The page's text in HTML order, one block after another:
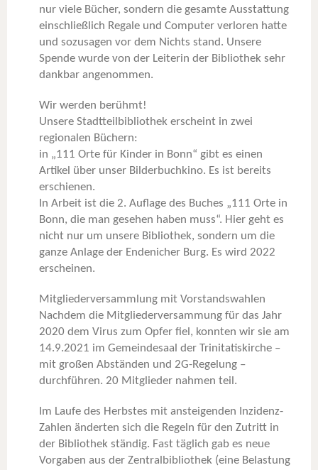
nur viele Bücher, sondern die gesamte Ausstattung
einschließlich Regale und Computer verloren hatte
und sozusagen vor dem Nichts stand. Unsere
Spende wurde von der Leiterin der Bibliothek sehr
dankbar angenommen.
Wir werden berühmt!
Unsere Stadtteilbibliothek erscheint in zwei
regionalen Büchern:
in „111 Orte für Kinder in Bonn“ gibt es einen
Artikel über unser Bilderbuchkino. Es ist bereits
erschienen.
In Arbeit ist die 2. Auflage des Buches „111 Orte in
Bonn, die man gesehen haben muss“. Hier geht es
nicht nur um unsere Bibliothek, sondern um die
ganze Anlage der Endenicher Burg. Es wird 2022
erscheinen.
Mitgliederversammlung mit Vorstandswahlen
Nachdem die Mitgliederversammung für das Jahr
2020 dem Virus zum Opfer fiel, konnten wir sie am
14.9.2021 im Gemeindesaal der Trinitatiskirche –
mit großen Abständen und 2G-Regelung –
durchführen. 20 Mitglieder nahmen teil.
Im Laufe des Herbstes mit ansteigenden Inzidenz-
Zahlen änderten sich die Regeln für den Zutritt in
der Bibliothek ständig. Fast täglich gab es neue
Vorgaben aus der Zentralbibliothek (eine Belastung